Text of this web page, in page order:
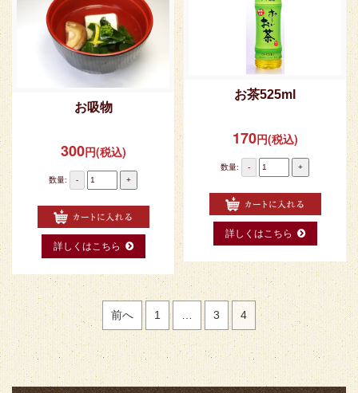
お吸物
300円(税込)
数量: - +
詳しくはこちら
お茶525ml
170円(税込)
数量: - +
詳しくはこちら
投稿ナビゲーション
前へ 1 3 4